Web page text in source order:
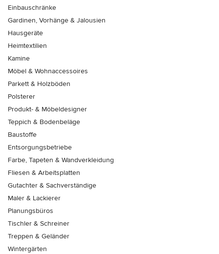
Einbauschränke
Gardinen, Vorhänge & Jalousien
Hausgeräte
Heimtextilien
Kamine
Möbel & Wohnaccessoires
Parkett & Holzböden
Polsterer
Produkt- & Möbeldesigner
Teppich & Bodenbeläge
Baustoffe
Entsorgungsbetriebe
Farbe, Tapeten & Wandverkleidung
Fliesen & Arbeitsplatten
Gutachter & Sachverständige
Maler & Lackierer
Planungsbüros
Tischler & Schreiner
Treppen & Geländer
Wintergärten